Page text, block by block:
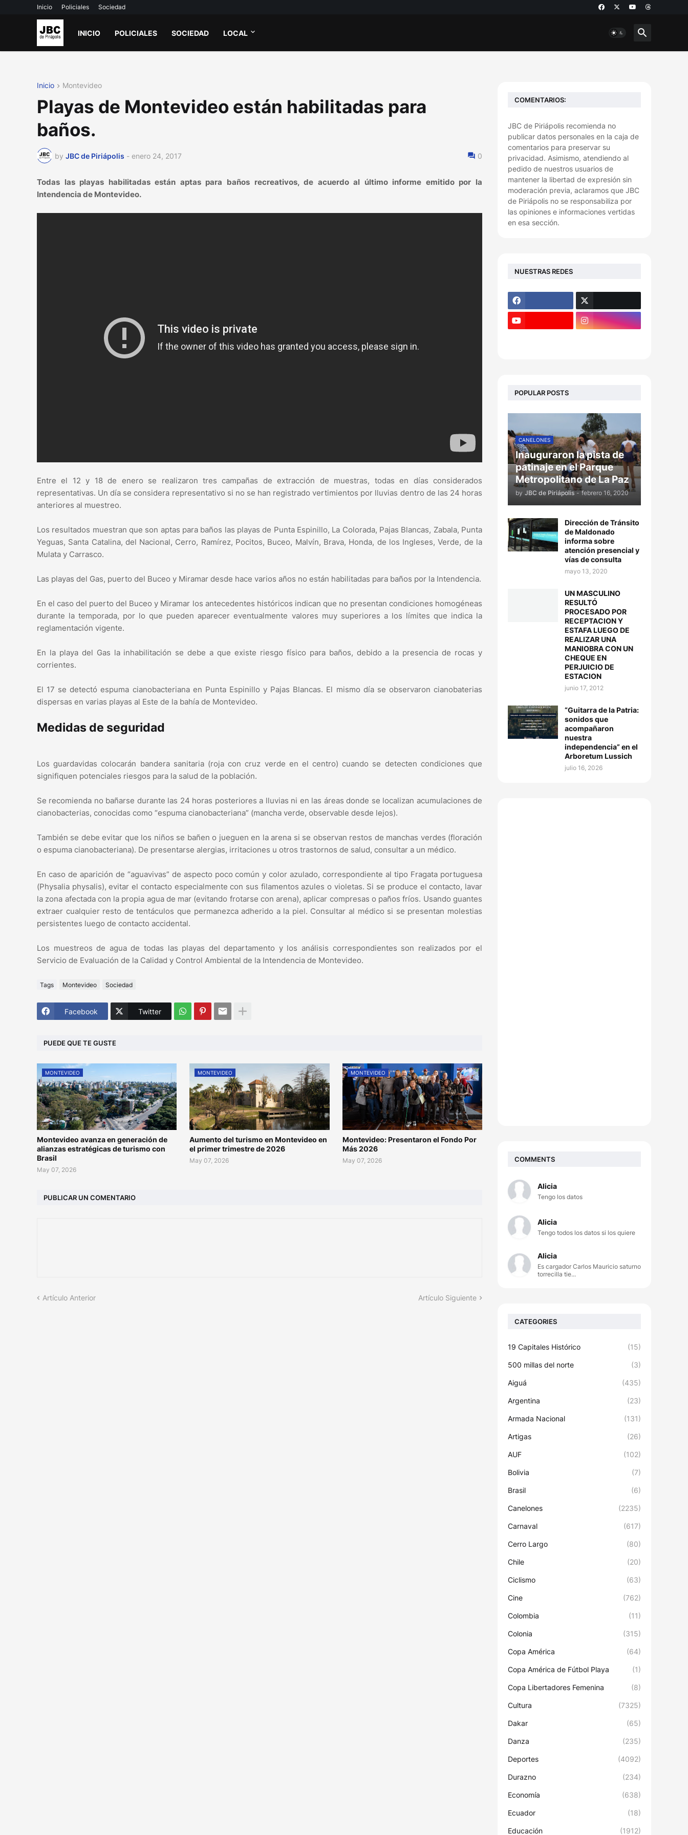
Inicio Policiales Sociedad
INICIO POLICIALES SOCIEDAD LOCAL
Inicio Montevideo
Playas de Montevideo están habilitadas para
baños.
by JBC de Piriápolis - enero 24, 2017 0
Todas las playas habilitadas están aptas para baños recreativos, de acuerdo al último informe emitido por la
Intendencia de Montevideo.
Entre el 12 y 18 de enero se realizaron tres campañas de extracción de muestras, todas en días considerados
representativas. Un día se considera representativo si no se han registrado vertimientos por lluvias dentro de las 24 horas
anteriores al muestreo.
Los resultados muestran que son aptas para baños las playas de Punta Espinillo, La Colorada, Pajas Blancas, Zabala, Punta
Yeguas, Santa Catalina, del Nacional, Cerro, Ramírez, Pocitos, Buceo, Malvín, Brava, Honda, de los Ingleses, Verde, de la
Mulata y Carrasco.
Las playas del Gas, puerto del Buceo y Miramar desde hace varios años no están habilitadas para baños por la Intendencia.
En el caso del puerto del Buceo y Miramar los antecedentes históricos indican que no presentan condiciones homogéneas
durante la temporada, por lo que pueden aparecer eventualmente valores muy superiores a los límites que indica la
reglamentación vigente.
En la playa del Gas la inhabilitación se debe a que existe riesgo físico para baños, debido a la presencia de rocas y
corrientes.
El 17 se detectó espuma cianobacteriana en Punta Espinillo y Pajas Blancas. El mismo día se observaron cianobaterias
dispersas en varias playas al Este de la bahía de Montevideo.
Medidas de seguridad
Los guardavidas colocarán bandera sanitaria (roja con cruz verde en el centro) cuando se detecten condiciones que
signifiquen potenciales riesgos para la salud de la población.
Se recomienda no bañarse durante las 24 horas posteriores a lluvias ni en las áreas donde se localizan acumulaciones de
cianobacterias, conocidas como “espuma cianobacteriana” (mancha verde, observable desde lejos).
También se debe evitar que los niños se bañen o jueguen en la arena si se observan restos de manchas verdes (floración
o espuma cianobacteriana). De presentarse alergias, irritaciones u otros trastornos de salud, consultar a un médico.
En caso de aparición de “aguavivas” de aspecto poco común y color azulado, correspondiente al tipo Fragata portuguesa
(Physalia physalis), evitar el contacto especialmente con sus filamentos azules o violetas. Si se produce el contacto, lavar
la zona afectada con la propia agua de mar (evitando frotarse con arena), aplicar compresas o paños fríos. Usando guantes
extraer cualquier resto de tentáculos que permanezca adherido a la piel. Consultar al médico si se presentan molestias
persistentes luego de contacto accidental.
Los muestreos de agua de todas las playas del departamento y los análisis correspondientes son realizados por el
Servicio de Evaluación de la Calidad y Control Ambiental de la Intendencia de Montevideo.
Tags Montevideo Sociedad
Facebook Twitter
PUEDE QUE TE GUSTE
MONTEVIDEO
Montevideo avanza en generación de
alianzas estratégicas de turismo con
Brasil
May 07, 2026
MONTEVIDEO
Aumento del turismo en Montevideo en
el primer trimestre de 2026
May 07, 2026
MONTEVIDEO
Montevideo: Presentaron el Fondo Por
Más 2026
May 07, 2026
PUBLICAR UN COMENTARIO
Artículo Anterior Artículo Siguiente
COMENTARIOS:
JBC de Piriápolis recomienda no
publicar datos personales en la caja de
comentarios para preservar su
privacidad. Asimismo, atendiendo al
pedido de nuestros usuarios de
mantener la libertad de expresión sin
moderación previa, aclaramos que JBC
de Piriápolis no se responsabiliza por
las opiniones e informaciones vertidas
en esa sección.
NUESTRAS REDES
POPULAR POSTS
CANELONES
Inauguraron la pista de
patinaje en el Parque
Metropolitano de La Paz
by JBC de Piriápolis - febrero 16, 2020
Dirección de Tránsito
de Maldonado
informa sobre
atención presencial y
vías de consulta
mayo 13, 2020
UN MASCULINO
RESULTÓ
PROCESADO POR
RECEPTACION Y
ESTAFA LUEGO DE
REALIZAR UNA
MANIOBRA CON UN
CHEQUE EN
PERJUICIO DE
ESTACION
junio 17, 2012
“Guitarra de la Patria:
sonidos que
acompañaron
nuestra
independencia” en el
Arboretum Lussich
julio 16, 2026
COMMENTS
Alicia
Tengo los datos
Alicia
Tengo todos los datos si los quiere
Alicia
Es cargador Carlos Mauricio saturno
torrecilla tie...
CATEGORIES
19 Capitales Histórico (15)
500 millas del norte (3)
Aiguá (435)
Argentina (23)
Armada Nacional (131)
Artigas (26)
AUF (102)
Bolivia (7)
Brasil (6)
Canelones (2235)
Carnaval (617)
Cerro Largo (80)
Chile (20)
Ciclismo (63)
Cine (762)
Colombia (11)
Colonia (315)
Copa América (64)
Copa América de Fútbol Playa (1)
Copa Libertadores Femenina (8)
Cultura (7325)
Dakar (65)
Danza (235)
Deportes (4092)
Durazno (234)
Economía (638)
Ecuador (18)
Educación (1912)